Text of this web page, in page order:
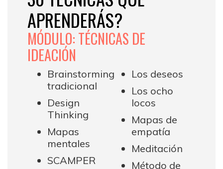
APRENDERÁS?
MÓDULO: TÉCNICAS DE
IDEACIÓN
Brainstorming
tradicional
Design
Thinking
Mapas
mentales
SCAMPER
Los deseos
Los ocho
locos
Mapas de
empatía
Meditación
Método de